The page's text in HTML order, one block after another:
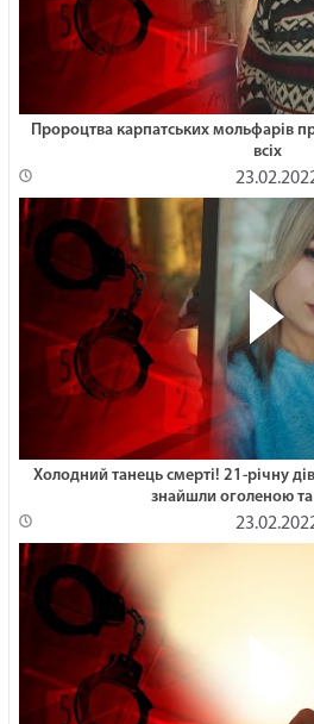
Пророцтва карпатських мольфарів
всіх
Холодний танець смерті! 21-річну
знайшли оголеною